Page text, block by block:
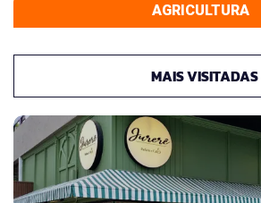
AGRICULTURA
MAIS VISITADAS